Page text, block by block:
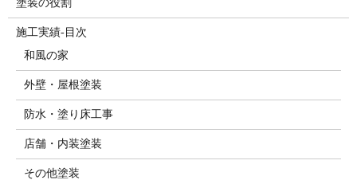
塗装の役割
施工実績-目次
和風の家
外壁・屋根塗装
防水・塗り床工事
店舗・内装塗装
その他塗装